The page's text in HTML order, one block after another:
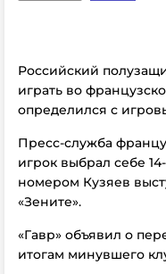
Российский
играть во
определился с
Пресс-служба
игрок выбрал себе
номером Кузяев
«Зените».
«Гавр» объявил о
итогам минувшего